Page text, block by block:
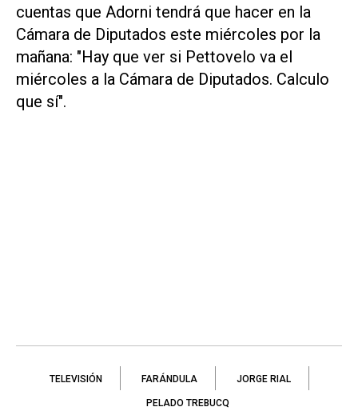
cuentas que Adorni tendrá que hacer en la
Cámara de Diputados este miércoles por la
mañana: "Hay que ver si Pettovelo va el
miércoles a la Cámara de Diputados. Calculo
que sí".
TELEVISIÓN FARÁNDULA JORGE RIAL
PELADO TREBUCQ